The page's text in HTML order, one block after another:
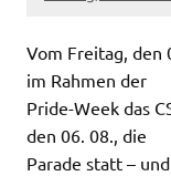
Vom Freitag, den
im Rahmen der
Pride-Week das
den 06. 08., die
Parade statt –